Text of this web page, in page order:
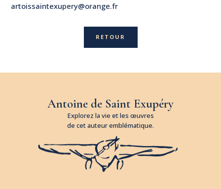
artoissaintexupery@orange.fr
RETOUR
Antoine de Saint Exupéry
Explorez la vie et les œuvres
de cet auteur emblématique.